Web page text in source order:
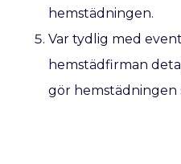
hemstädningen.
Var tydlig med
hemstädfirman
gör hemstädningen